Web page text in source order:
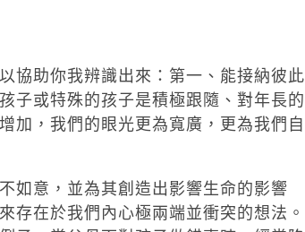
協助你我辨識出來：第一、能接納彼此
子或特殊的孩子是積極跟隨、對年長的
加，我們的眼光更為寬廣，更為我們自
如意，並為其創造出影響生命的影響
存在於我們內心極兩端並衝突的想法。